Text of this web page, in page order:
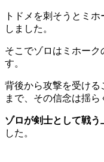
トドメを刺そうとミ
しました。
そこでゾロはミホーク
す。
背後から攻撃を受け
まで、その信念は揺ら
ゾロが剣士として戦
した。